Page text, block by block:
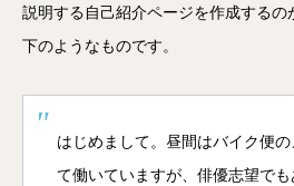
説明する自己紹介ページを作成するの
下のようなものです。
はじめまして。昼間はバイク便
て働いていますが、俳優志望で